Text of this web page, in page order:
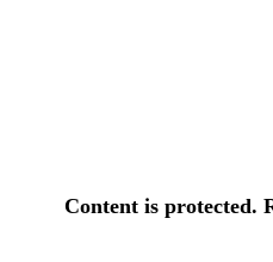
Content is protected.